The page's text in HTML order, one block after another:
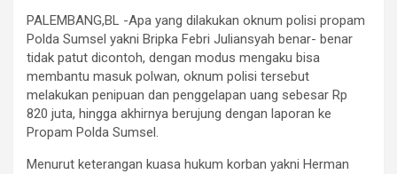
PALEMBANG,BL -Apa yang dilakukan oknum polisi propam
Polda Sumsel yakni Bripka Febri Juliansyah benar- benar
tidak patut dicontoh, dengan modus mengaku bisa
membantu masuk polwan, oknum polisi tersebut
melakukan penipuan dan penggelapan uang sebesar Rp
820 juta, hingga akhirnya berujung dengan laporan ke
Propam Polda Sumsel.
Menurut keterangan kuasa hukum korban yakni Herman